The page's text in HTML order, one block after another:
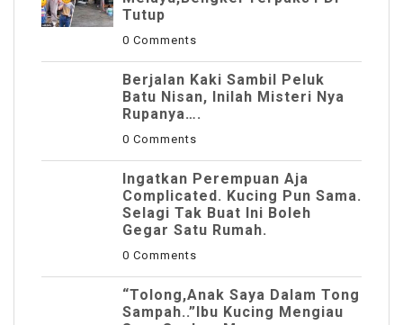
Tutup
0 Comments
Berjalan Kaki Sambil Peluk
Batu Nisan, Inilah Misteri Nya
Rupanya….
0 Comments
Ingatkan Perempuan Aja
Complicated. Kucing Pun Sama.
Selagi Tak Buat Ini Boleh
Gegar Satu Rumah.
0 Comments
“Tolong,Anak Saya Dalam Tong
Sampah..”Ibu Kucing Mengiau